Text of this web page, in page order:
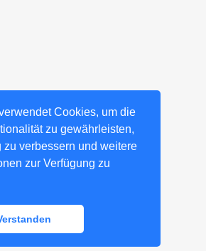
Cookies, um die
zu gewährleisten,
zu verbessern und weitere
zur Verfügung zu